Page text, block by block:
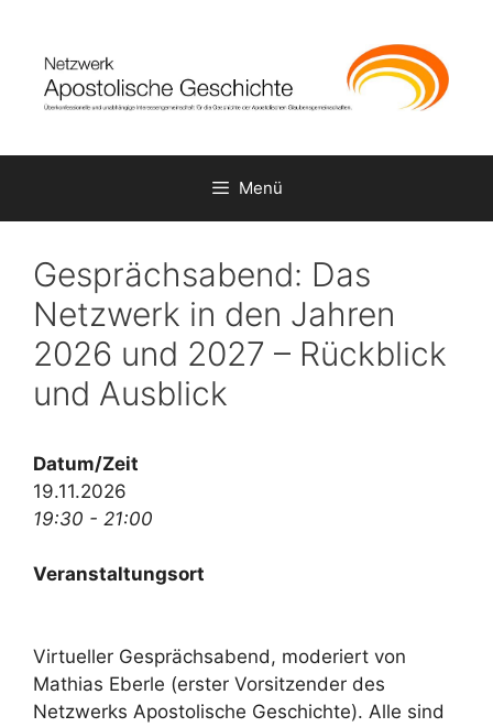
springen
Menü
Gesprächsabend: Das
Netzwerk in den Jahren
2026 und 2027 – Rückblick
und Ausblick
Datum/Zeit
19.11.2026
19:30 - 21:00
Veranstaltungsort
Virtueller Gesprächsabend, moderiert von
Mathias Eberle (erster Vorsitzender des
Netzwerks Apostolische Geschichte). Alle sind